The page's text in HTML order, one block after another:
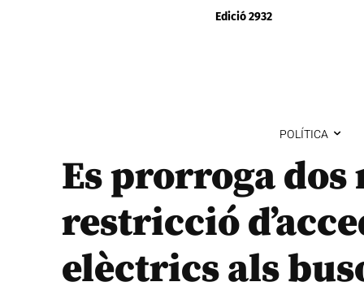
Edició 2932
POLÍTICA
Es prorroga dos
restricció
elèctrics als